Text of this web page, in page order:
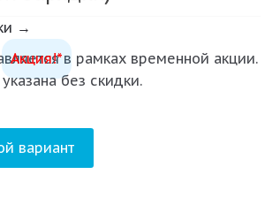
→
Акция!* в рамках временной акции.
без скидки.
вариант